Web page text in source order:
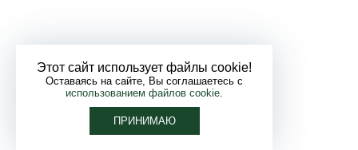
Этот сайт использует файлы cookie!
Оставаясь на сайте, Вы соглашаетесь с
использованием файлов cookie.
ПРИНИМАЮ